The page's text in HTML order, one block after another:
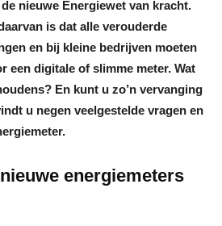
nieuwe Energiewet van kracht.
is dat alle verouderde
en bij kleine bedrijven moeten
een digitale of slimme meter. Wat
En kunt u zo’n vervanging
u negen veelgestelde vragen en
energiemeters